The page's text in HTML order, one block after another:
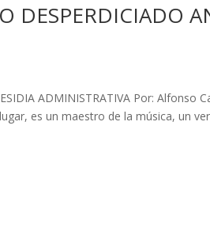
DESPERDICIADO
ADMINISTRATIVA Por: Alfonso
es un maestro de la música, un